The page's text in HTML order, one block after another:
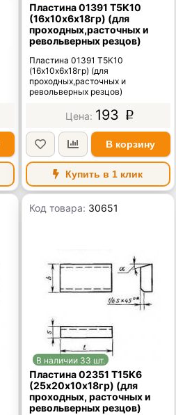
Пластина 01391 Т5К10
(16х10х6х18гр) (для
проходных,расточных и
револьверных резцов)
Пластина 01391 Т5К10
(16х10х6х18гр) (для
проходных,расточных и
револьверных резцов)
193 p
В корзину
Купить в 1 клик
Код товара: 30651
В наличии 33 шт.
Пластина 02351 Т15К6
(25х20х10х18гр) (для
проходных, расточных и
револьверных резцов)